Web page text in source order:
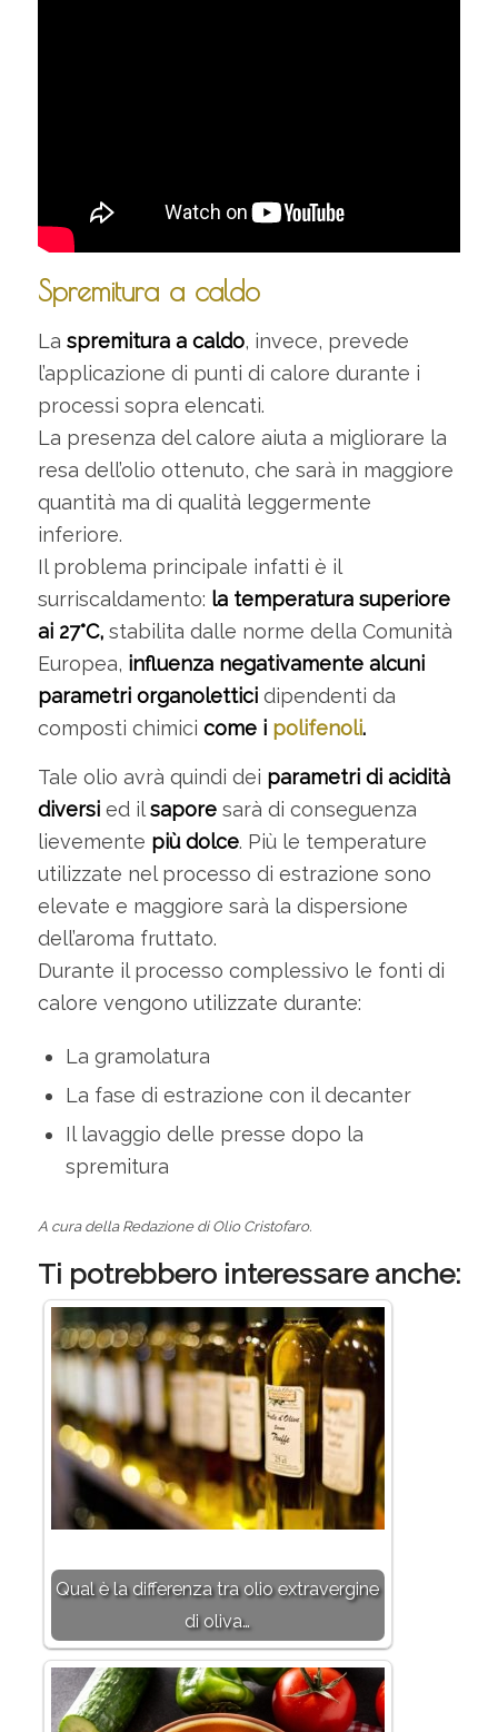
Spremitura a caldo
La spremitura a caldo, invece, prevede
l’applicazione di punti di calore durante i
processi sopra elencati.
La presenza del calore aiuta a migliorare la
resa dell’olio ottenuto, che sarà in maggiore
quantità ma di qualità leggermente
inferiore.
Il problema principale infatti è il
surriscaldamento: la temperatura superiore
ai 27°C, stabilita dalle norme della Comunità
Europea, influenza negativamente alcuni
parametri organoletticidipendenti da
composti chimici come i polifenoli.
Tale olio avrà quindi dei parametri di acidità
diversied ilsaporesarà di conseguenza
lievemente più dolce. Più le temperature
utilizzate nel processo di estrazione sono
elevate e maggiore sarà la dispersione
dell’aroma fruttato.
Durante il processo complessivo le fonti di
calore vengono utilizzate durante:
La gramolatura
La fase di estrazione con il decanter
Il lavaggio delle presse dopo la
spremitura
A cura della Redazione di Olio Cristofaro.
Ti potrebbero interessare anche:
Qual è la differenza tra olio extravergine
di oliva…